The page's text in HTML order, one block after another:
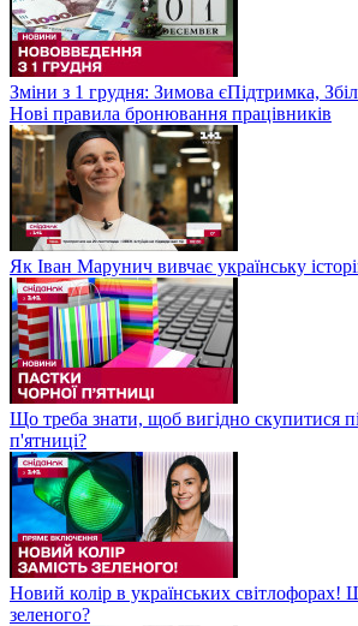
Зміни з 1 грудня: Зимова єПідтримка,
Нові правила бронювання працівників
Як Іван Марунич вивчає українську
Що треба знати, щоб вигідно скупитися
п'ятниці?
Новий колір в українських світлофорах!
зеленого?